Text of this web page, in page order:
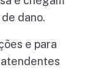
dano.
e para
atendentes